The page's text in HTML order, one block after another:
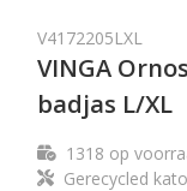
V4172205LXL
VINGA
badjas L/XL
1318 op
Gerecycled